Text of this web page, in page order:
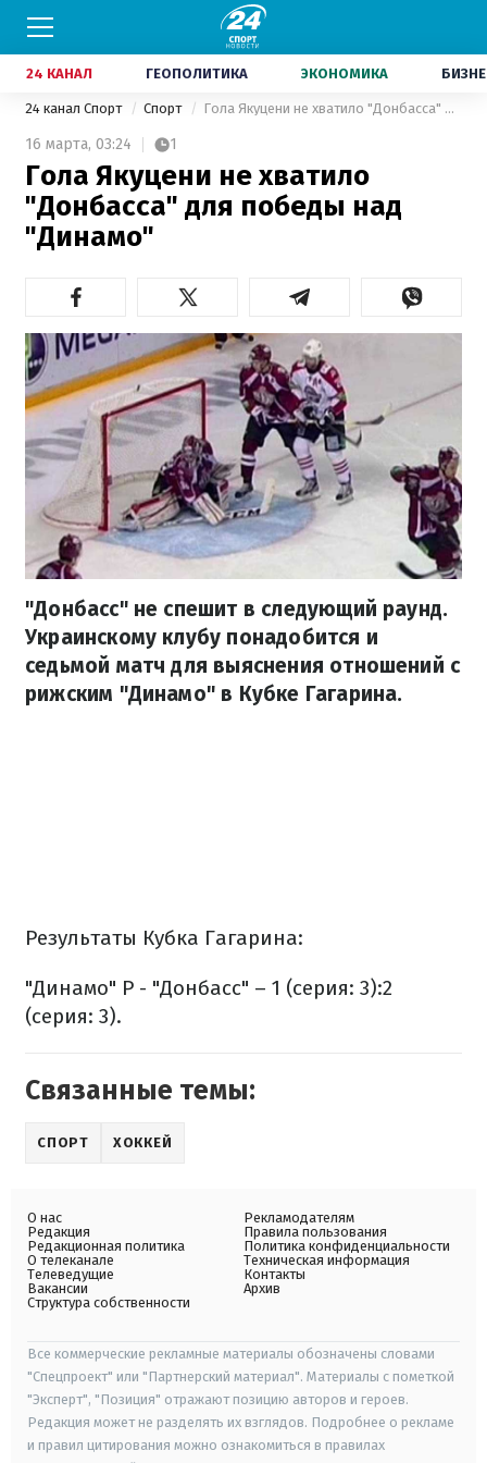
24 КАНАЛ ГЕОПОЛИТИКА ЭКОНОМИКА
24 канал Спорт Спорт Гола Якуцени не хватило "Донбасса" для победы над "Динамо"
16 марта, 03:24 1
Гола Якуцени не хватило
"Донбасса" для победы над
"Динамо"
"Донбасс" не спешит в следующий раунд.
Украинскому клубу понадобится и
седьмой матч для выяснения отношений с
рижским "Динамо" в Кубке Гагарина.
Результаты Кубка Гагарина:
"Динамо" Р - "Донбасс" – 1 (серия: 3):2
(серия: 3).
Связанные темы:
СПОРТ ХОККЕЙ
О нас
Редакция
Редакционная политика
О телеканале
Телеведущие
Вакансии
Структура собственности
Рекламодателям
Правила пользования
Политика конфиденциальности
Техническая информация
Контакты
Архив
Все коммерческие рекламные материалы обозначены словами
"Спецпроект" или "Партнерский материал". Материалы с пометкой
"Эксперт", "Позиция" отражают позицию авторов и героев.
Редакция может не разделять их взглядов. Подробнее о рекламе
и правил цитирования можно ознакомиться в правилах